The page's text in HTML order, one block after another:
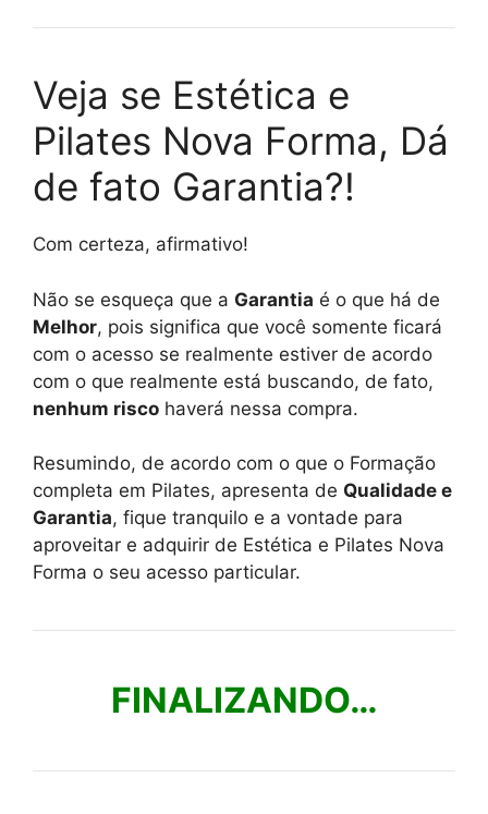
Veja se Estética e
Pilates Nova Forma, Dá
de fato Garantia?!
Com certeza, afirmativo!
Não se esqueça que a Garantia é o que há de
Melhor, pois significa que você somente ficará
com o acesso se realmente estiver de acordo
com o que realmente está buscando, de fato,
nenhum risco haverá nessa compra.
Resumindo, de acordo com o que o Formação
completa em Pilates, apresenta de Qualidade e
Garantia, fique tranquilo e a vontade para
aproveitar e adquirir de Estética e Pilates Nova
Forma o seu acesso particular.
FINALIZANDO…